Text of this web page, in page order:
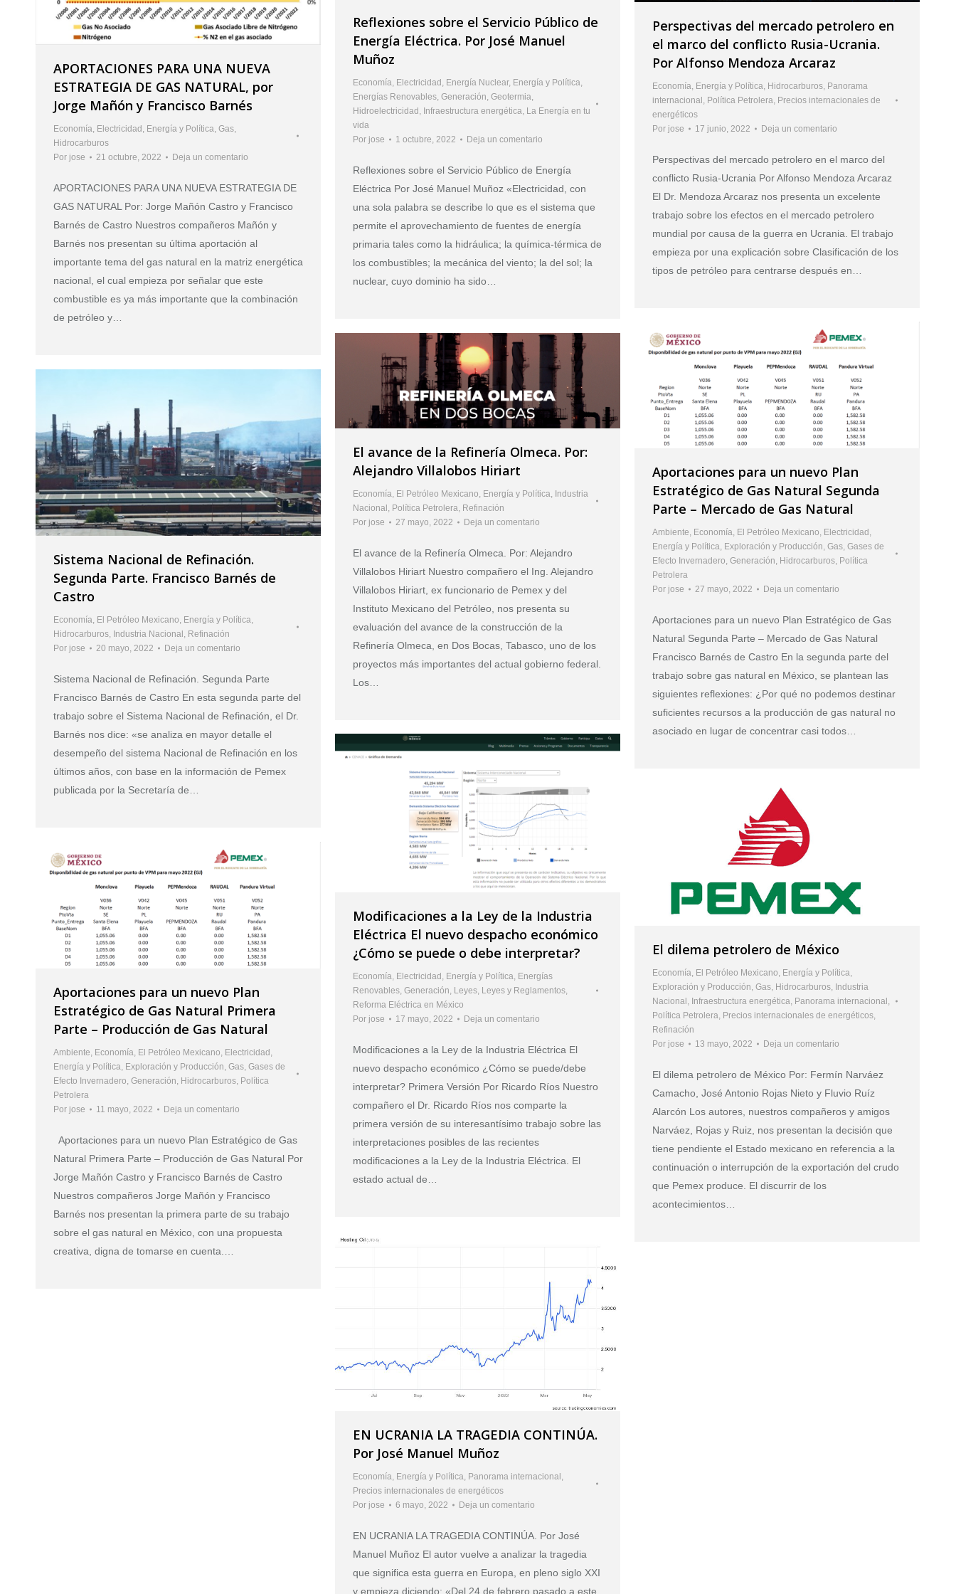
APORTACIONES PARA UNA NUEVA
ESTRATEGIA DE GAS NATURAL, por
Jorge Mañón y Francisco Barnés
Economía, Electricidad , Energía y Política, Gas,
Hidrocarburos
Por jose 21 octubre, 2022 Deja un comentario
APORTACIONES PARA UNA NUEVA ESTRATEGIA DE
GAS NATURAL Por: Jorge Mañón Castro y Francisco
Barnés de Castro Nuestros compañeros Mañón y
Barnés nos presentan su última aportación al
importante tema del gas natural en la matriz energética
nacional, el cual empieza por señalar que este
combustible es ya más importante que la combinación
de petróleo y…
Reflexiones sobre el Servicio Público de
Energía Eléctrica. Por José Manuel
Muñoz
Economía, Electricidad , Energía Nuclear, Energía y Política,
Energías Renovables, Generación, Geotermia,
Hidroelectricidad , Infraestructura energética, La Energía en tu
vida
Por jose 1 octubre, 2022 Deja un comentario
Reflexiones sobre el Servicio Público de Energía
Eléctrica Por José Manuel Muñoz «Electricidad, con
una sola palabra se describe lo que es el sistema que
permite el aprovechamiento de fuentes de energía
primaria tales como la hidráulica; la química-térmica de
los combustibles; la mecánica del viento; la del sol; la
nuclear, cuyo dominio ha sido…
Perspectivas del mercado petrolero en
el marco del conflicto Rusia-Ucrania.
Por Alfonso Mendoza Arcaraz
Economía Energía y Política Hidrocarburos Panorama
internacional Política Petrolera Precios internacionales de
energéticos
Por jose 17 junio, 2022 Deja un comentario
Perspectivas del mercado petrolero en el marco del
conflicto Rusia-Ucrania Por Alfonso Mendoza Arcaraz
El Dr. Mendoza Arcaraz nos presenta un excelente
trabajo sobre los efectos en el mercado petrolero
mundial por causa de la guerra en Ucrania. El trabajo
empieza por una explicación sobre Clasificación de los
tipos de petróleo para centrarse después en…
Aportaciones para un nuevo Plan
Estratégico de Gas Natural Segunda
Parte – Mercado de Gas Natural
Ambiente, Economía, El Petróleo Mexicano, Electricidad ,
Energía y Política, Exploración y Producción, Gas, Gases de
Efecto Invernadero, Generación, Hidrocarburos, Política
Petrolera
Por jose 27 mayo, 2022 Deja un comentario
Aportaciones para un nuevo Plan Estratégico de Gas
Natural Segunda Parte – Mercado de Gas Natural
Francisco Barnés de Castro En la segunda parte del
trabajo sobre gas natural en México, se plantean las
siguientes reflexiones: ¿Por qué no podemos destinar
suficientes recursos a la producción de gas natural no
asociado en lugar de concentrar casi todos…
El avance de la Refinería Olmeca. Por:
Alejandro Villalobos Hiriart
Economía El Petróleo Mexicano Energía y Política Industria
Nacional Política Petrolera Refinación
Por jose 27 mayo, 2022 Deja un comentario
El avance de la Refinería Olmeca. Por: Alejandro
Villalobos Hiriart Nuestro compañero el Ing. Alejandro
Villalobos Hiriart, ex funcionario de Pemex y del
Instituto Mexicano del Petróleo, nos presenta su
evaluación del avance de la construcción de la
Refinería Olmeca, en Dos Bocas, Tabasco, uno de los
proyectos más importantes del actual gobierno federal.
Los…
Sistema Nacional de Refinación.
Segunda Parte. Francisco Barnés de
Castro
Economía El Petróleo Mexicano Energía y Política
Hidrocarburos Industria Nacional Refinación
Por jose 20 mayo, 2022 Deja un comentario
Sistema Nacional de Refinación. Segunda Parte
Francisco Barnés de Castro En esta segunda parte del
trabajo sobre el Sistema Nacional de Refinación, el Dr.
Barnés nos dice: «se analiza en mayor detalle el
desempeño del sistema Nacional de Refinación en los
últimos años, con base en la información de Pemex
publicada por la Secretaría de…
Modificaciones a la Ley de la Industria
Eléctrica El nuevo despacho económico
¿Cómo se puede o debe interpretar?
Economía, Electricidad , Energía y Política, Energías
Renovables, Generación, Leyes, Leyes y Reglamentos,
Reforma Eléctrica en México
Por jose 17 mayo, 2022 Deja un comentario
Modificaciones a la Ley de la Industria Eléctrica El
nuevo despacho económico ¿Cómo se puede/debe
interpretar? Primera Versión Por Ricardo Ríos Nuestro
compañero el Dr. Ricardo Ríos nos comparte la
primera versión de su interesantísimo trabajo sobre las
interpretaciones posibles de las recientes
modificaciones a la Ley de la Industria Eléctrica. El
estado actual de…
El dilema petrolero de México
Economía El Petróleo Mexicano Energía y Política
Exploración y Producción Gas Hidrocarburos Industria
Nacional Infraestructura energética Panorama internacional
Política Petrolera Precios internacionales de energéticos
Refinación
Por jose 13 mayo, 2022 Deja un comentario
El dilema petrolero de México Por: Fermín Narváez
Camacho, José Antonio Rojas Nieto y Fluvio Ruíz
Alarcón Los autores, nuestros compañeros y amigos
Narváez, Rojas y Ruiz, nos presentan la decisión que
tiene pendiente el Estado mexicano en referencia a la
continuación o interrupción de la exportación del crudo
que Pemex produce. El discurrir de los
acontecimientos…
Aportaciones para un nuevo Plan
Estratégico de Gas Natural Primera
Parte – Producción de Gas Natural
Ambiente, Economía, El Petróleo Mexicano, Electricidad ,
Energía y Política, Exploración y Producción, Gas, Gases de
Efecto Invernadero, Generación, Hidrocarburos, Política
Petrolera
Por jose 11 mayo, 2022 Deja un comentario
Aportaciones para un nuevo Plan Estratégico de Gas
Natural Primera Parte – Producción de Gas Natural Por
Jorge Mañón Castro y Francisco Barnés de Castro
Nuestros compañeros Jorge Mañón y Francisco
Barnés nos presentan la primera parte de su trabajo
sobre el gas natural en México, con una propuesta
creativa, digna de tomarse en cuenta.…
EN UCRANIA LA TRAGEDIA CONTINÚA.
Por José Manuel Muñoz
Economía Energía y Política Panorama internacional
Precios internacionales de energéticos
Por jose 6 mayo, 2022 Deja un comentario
EN UCRANIA LA TRAGEDIA CONTINÚA. Por José
Manuel Muñoz El autor vuelve a analizar la tragedia
que significa esta guerra en Europa, en pleno siglo XXI
y empieza diciendo: «Del 24 de febrero pasado a este